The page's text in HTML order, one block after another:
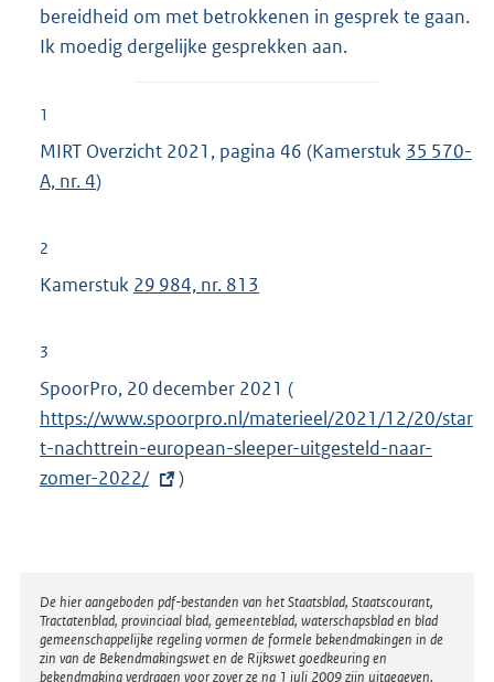
bereidheid om met betrokkenen in gesprek te gaan.
Ik moedig dergelijke gesprekken aan.
1
MIRT Overzicht 2021, pagina 46 (Kamerstuk 35 570-
A, nr. 4)
2
Kamerstuk 29 984, nr. 813
3
SpoorPro, 20 december 2021 (
x
t
l
i
n
https://www.spoorpro.nl/materieel/2021/12/20/star
t-nachttrein-european-sleeper-uitgesteld-naar-
zomer-2022/
)
Disclaimer
De hier aangeboden pdf-bestanden van het Staatsblad, Staatscourant,
Tractatenblad, provinciaal blad, gemeenteblad, waterschapsblad en blad
gemeenschappelijke regeling vormen de formele bekendmakingen in de
zin van de Bekendmakingswet en de Rijkswet goedkeuring en
bekendmaking verdragen voor zover ze na 1 juli 2009 zijn uitgegeven.